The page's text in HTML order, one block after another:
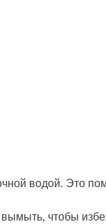
водой. Это
чтобы